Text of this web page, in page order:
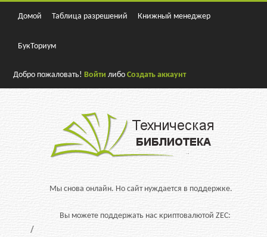
Домой Таблица разрешений Книжный менеджер
БукТориум
Добро пожаловать!Войти либоСоздать аккаунт
Мы снова онлайн. Но сайт нуждается в поддержке.
Вы можете поддержать нас криптовалютой ZEC: